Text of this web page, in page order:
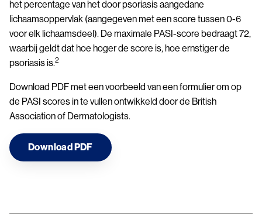
het percentage van het door psoriasis aangedane
lichaamsoppervlak (aangegeven met een score tussen 0-6
voor elk lichaamsdeel). De maximale PASI-score bedraagt 72,
waarbij geldt dat hoe hoger de score is, hoe ernstiger de
psoriasis is.2
Download PDF met een voorbeeld van een formulier om op
de PASI scores in te vullen ontwikkeld door de British
Association of Dermatologists.
Download PDF